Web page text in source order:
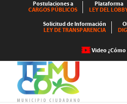
Postulaciones a
CARGOS PÚBLICOS
Plataforma
LEY DEL
Solicitud de Información
LEY DE TRANSPARENCIA
Video